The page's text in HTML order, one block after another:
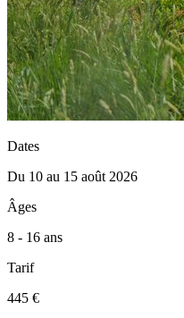
Dates
Du 10 au 15 août 2026
Âges
8 - 16 ans
Tarif
445 €